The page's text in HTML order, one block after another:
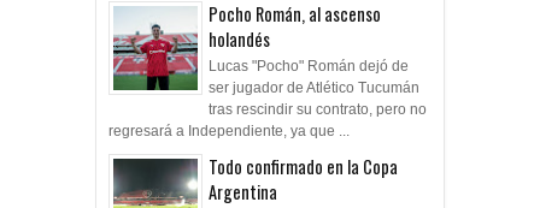
Pocho Román, al ascenso
holandés
Lucas "Pocho" Román dejó de
ser jugador de Atlético Tucumán
tras rescindir su contrato, pero no
regresará a Independiente, ya que ...
Todo confirmado en la Copa
Argentina